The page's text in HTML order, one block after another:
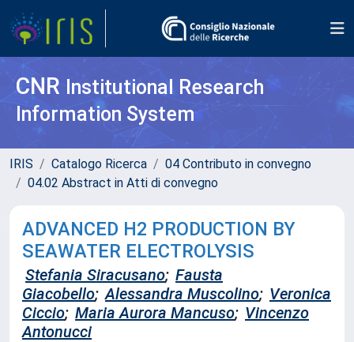
CNR Institutional Research
Information System
IRIS Catalogo Ricerca
04 Contributo in convegno
04.02 Abstract in Atti di convegno
ADVANCED H2 PRODUCTION BY
SEAWATER ELECTROLYSIS
Stefania Siracusano; Fausta
Giacobello; Alessandra Muscolino; Veronica
Ciccio; Maria Aurora Mancuso; Vincenzo
Antonucci